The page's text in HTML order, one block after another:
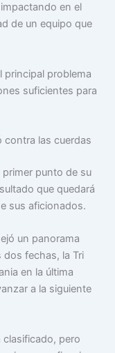
en el
de un equipo que
principal problema
suficientes para
contra las cuerdas
primer punto de su
que quedará
sus aficionados.
un panorama
fechas, la Tri
en la última
a la siguiente
clasificado, pero